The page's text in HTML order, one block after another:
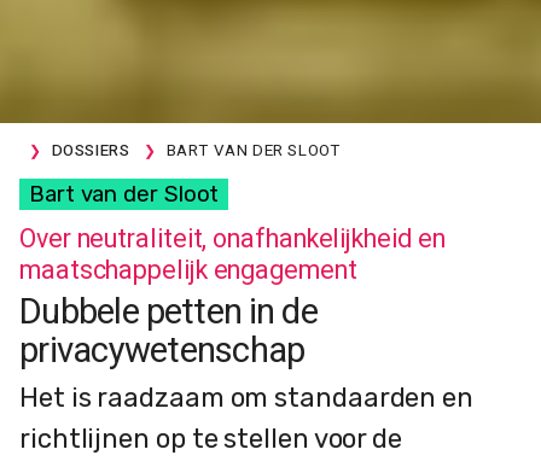
DOSSIERS BART VAN DER SLOOT
Bart van der Sloot
Over neutraliteit, onafhankelijkheid en
maatschappelijk engagement
Dubbele petten in de
privacywetenschap
Het is raadzaam om standaarden en
richtlijnen op te stellen voor de